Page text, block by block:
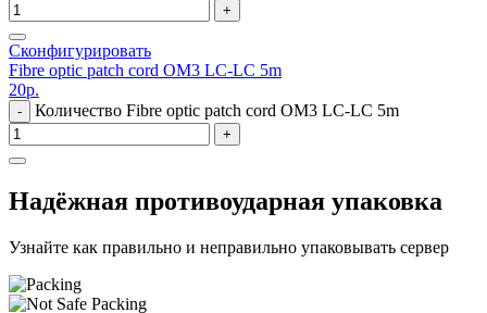
+
Сконфигурировать
Fibre optic patch cord OM3 LC-LC 5m
20р.
- Количество Fibre optic patch cord OM3 LC-LC 5m
+
Надёжная противоударная упаковка
Узнайте как правильно и неправильно упаковывать сервер